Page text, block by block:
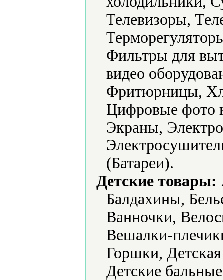
Телевизоры,
Фильтры для
видео
Фритюрницы,
Цифровые фото
Экраны,
(Батареи).
Детские товары:
Балдахины,
Ванночки,
Вешалки-
Горшки,
Детские